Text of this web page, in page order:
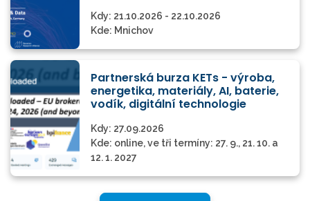
Kdy: 21.10.2026 - 22.10.2026
Kde: Mnichov
Partnerská burza KETs - výroba,
energetika, materiály, AI, baterie,
vodík, digitální technologie
Kdy: 27.09.2026
Kde: online, ve tři termíny: 27. 9., 21. 10. a
12. 1. 2027